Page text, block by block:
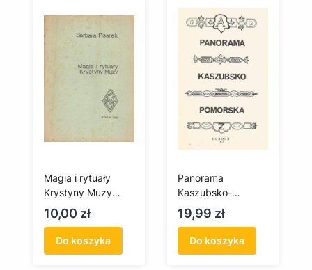
Magia i rytuały
Krystyny Muzy
(antykwariat)
Cena
10,00 zł
Do koszyka
Panorama
Kaszubsko-
Pomorska
(antykwariat)
Cena
19,99 zł
Do koszyka